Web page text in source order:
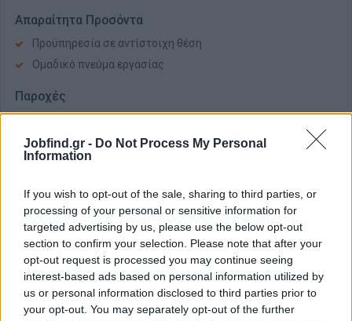
Jobfind.gr - Do Not Process My Personal
Information
If you wish to opt-out of the sale, sharing to third parties, or
processing of your personal or sensitive information for
targeted advertising by us, please use the below opt-out
section to confirm your selection. Please note that after your
opt-out request is processed you may continue seeing
interest-based ads based on personal information utilized by
us or personal information disclosed to third parties prior to
your opt-out. You may separately opt-out of the further
Απαραίτητα Προσόντα
Προϋπηρεσία σε αντίστοιχη θέση
Ομαδικό πνεύμα εργασίας
Παροχές
Πλήρης ασφάλιση
Άριστο εργασιακό περιβάλλον